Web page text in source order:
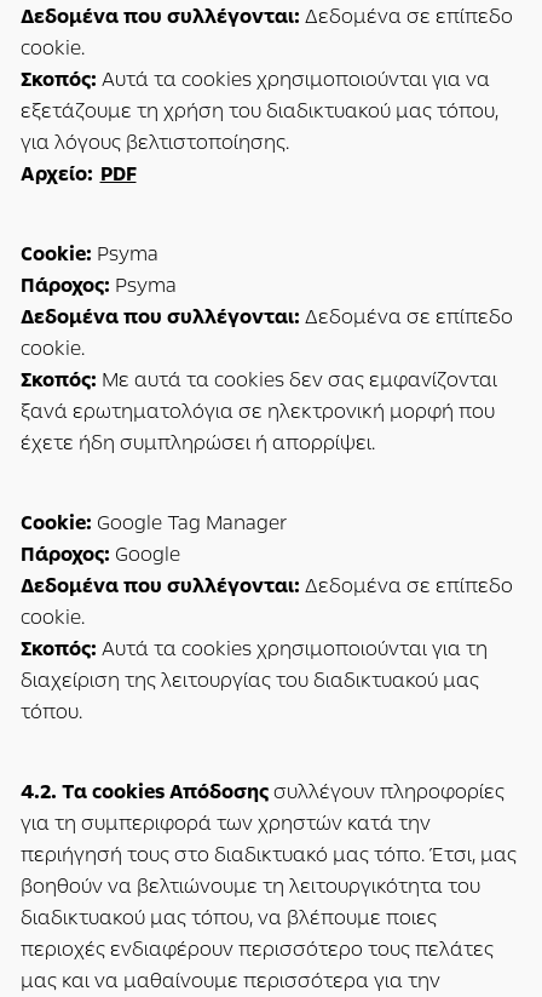
Δεδομένα που συλλέγονται: Δεδομένα σε επίπεδο
cookie.
Σκοπός: Αυτά τα cookies χρησιμοποιούνται για να
εξετάζουμε τη χρήση του διαδικτυακού μας τόπου,
για λόγους βελτιστοποίησης.
Αρχείο: PDF
Cookie: Psyma
Πάροχος: Psyma
Δεδομένα που συλλέγονται: Δεδομένα σε επίπεδο
cookie.
Σκοπός: Με αυτά τα cookies δεν σας εμφανίζονται
ξανά ερωτηματολόγια σε ηλεκτρονική μορφή που
έχετε ήδη συμπληρώσει ή απορρίψει.
Cookie: Google Tag Manager
Πάροχος: Google
Δεδομένα που συλλέγονται: Δεδομένα σε επίπεδο
cookie.
Σκοπός: Αυτά τα cookies χρησιμοποιούνται για τη
διαχείριση της λειτουργίας του διαδικτυακού μας
τόπου.
4.2. Τα cookies Απόδοσηςσυλλέγουν πληροφορίες
για τη συμπεριφορά των χρηστών κατά την
περιήγησή τους στο διαδικτυακό μας τόπο. Έτσι, μας
βοηθούν να βελτιώνουμε τη λειτουργικότητα του
διαδικτυακού μας τόπου, να βλέπουμε ποιες
περιοχές ενδιαφέρουν περισσότερο τους πελάτες
μας και να μαθαίνουμε περισσότερα για την